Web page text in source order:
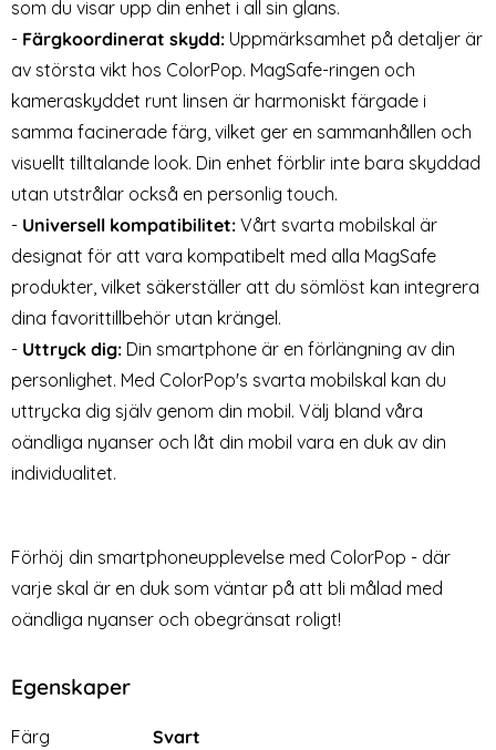
som du visar upp din enhet i all sin glans.
- Färgkoordinerat skydd: Uppmärksamhet på detaljer är
av största vikt hos ColorPop. MagSafe-ringen och
kameraskyddet runt linsen är harmoniskt färgade i
samma facinerade färg, vilket ger en sammanhållen och
visuellt tilltalande look. Din enhet förblir inte bara skyddad
utan utstrålar också en personlig touch.
- Universell kompatibilitet: Vårt svarta mobilskal är
designat för att vara kompatibelt med alla MagSafe
produkter, vilket säkerställer att du sömlöst kan integrera
dina favorittillbehör utan krängel.
- Uttryck dig: Din smartphone är en förlängning av din
personlighet. Med ColorPop's svarta mobilskal kan du
uttrycka dig själv genom din mobil. Välj bland våra
oändliga nyanser och låt din mobil vara en duk av din
individualitet.
Förhöj din smartphoneupplevelse med ColorPop - där
varje skal är en duk som väntar på att bli målad med
oändliga nyanser och obegränsat roligt!
Egenskaper
Egenskaper/attribut för denna produkt
Attribut
Färg
Svart